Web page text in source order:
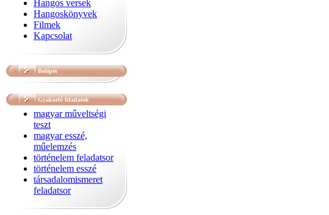
Hangos versek
Hangoskönyvek
Filmek
Kapcsolat
Belépés
Gyakorló feladatok
magyar műveltségi
teszt
magyar esszé,
műelemzés
történelem feladatsor
történelem esszé
társadalomismeret
feladatsor